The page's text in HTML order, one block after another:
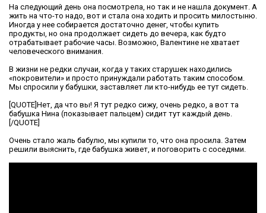
На следующий день она посмотрела, но так и не нашла документ. А
жить на что-то надо, вот и стала она ходить и просить милостыню.
Иногда у нее собирается достаточно денег, чтобы купить
продукты, но она продолжает сидеть до вечера, как будто
отрабатывает рабочие часы. Возможно, Валентине не хватает
человеческого внимания.
В жизни не редки случаи, когда у таких старушек находились
«покровители» и просто принуждали работать таким способом.
Мы спросили у бабушки, заставляет ли кто-нибудь ее тут сидеть.
[QUOTE]Нет, да что вы! Я тут редко сижу, очень редко, а вот та
бабушка Нина (показывает пальцем) сидит тут каждый день.
[/QUOTE]
Очень стало жаль бабулю, мы купили то, что она просила. Затем
решили выяснить, где бабушка живет, и поговорить с соседями.